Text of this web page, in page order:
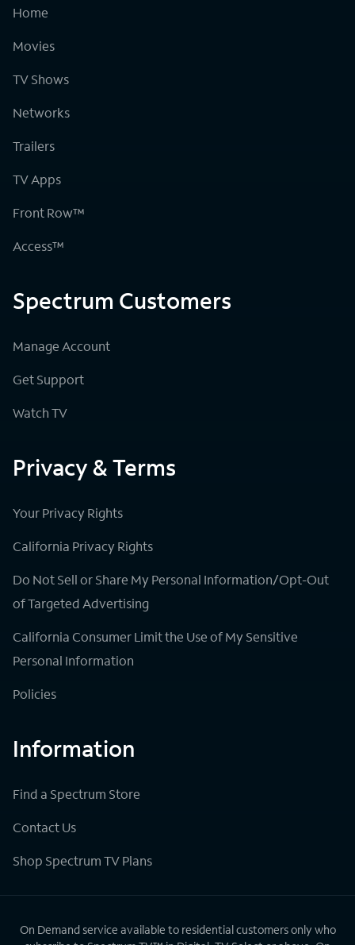
Home
Movies
TV Shows
Networks
Trailers
TV Apps
Front Row™
Access™
Spectrum Customers
Manage Account
Get Support
Watch TV
Privacy & Terms
Your Privacy Rights
California Privacy Rights
Do Not Sell or Share My Personal Information/Opt-Out
of Targeted Advertising
California Consumer Limit the Use of My Sensitive
Personal Information
Policies
Information
Find a Spectrum Store
Contact Us
Shop Spectrum TV Plans
On Demand service available to residential customers only who